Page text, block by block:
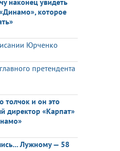
которое
Юрченко
претендента
толчок и он это
директор «Карпат»
Лужному — 58